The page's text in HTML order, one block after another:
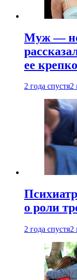
Муж — не
ее
2 года спустя2
о роли
2 года спустя2